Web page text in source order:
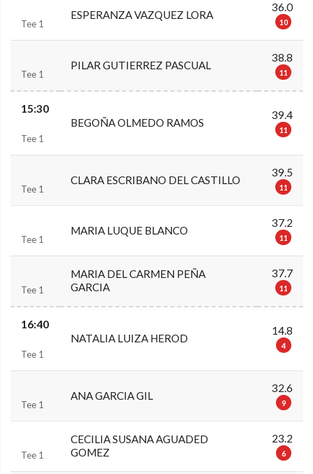
Tee 1
ESPERANZA VAZQUEZ LORA
36.0
10
Tee 1
PILAR GUTIERREZ PASCUAL
38.8
11
15:30
Tee 1
BEGOÑA OLMEDO RAMOS
39.4
11
Tee 1
CLARA ESCRIBANO DEL CASTILLO
39.5
11
Tee 1
MARIA LUQUE BLANCO
37.2
11
Tee 1
MARIA DEL CARMEN PEÑA
GARCIA
37.7
11
16:40
Tee 1
NATALIA LUIZA HEROD
14.8
4
Tee 1
ANA GARCIA GIL
32.6
9
Tee 1
CECILIA SUSANA AGUADED
GOMEZ
23.2
6